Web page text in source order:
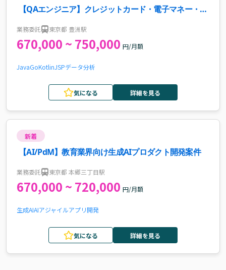
【QAエンジニア】クレジットカード・電子マネー・
業務委託 東京都 豊洲駅
670,000 ~ 750,000 円/月額
JavaGoKotlinJSPデータ分析
気になる 詳細を見る
新着
【AI/PdM】教育業界向け生成AIプロダクト開発案件
業務委託 東京都 本郷三丁目駅
670,000 ~ 720,000 円/月額
生成AIAIアジャイルアプリ開発
気になる 詳細を見る